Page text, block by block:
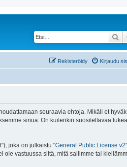
Kirjaudu
Rekisteröidy
seuraavia ehtoja. Mikäli et
sinua. On kuitenkin suositeltavaa lukea
joka on julkaistu "General Public License v2
ole vastuussa siitä, mitä sallimme tai